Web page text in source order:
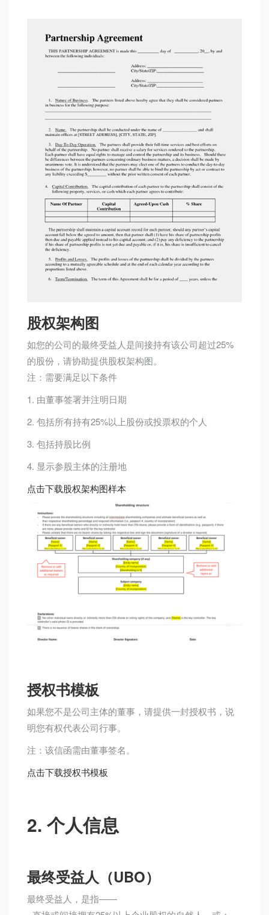
股权架构图
如您的公司的最终受益人是间接持有该公司超过25%
的股份，请协助提供股权架构图。
注：需要满足以下条件
1. 由董事签署并注明日期
2. 包括所有持有25%以上股份或投票权的个人
3. 包括持股比例
4. 显示参股主体的注册地
点击下载股权架构图样本
授权书模板
如果您不是公司主体的董事，请提供一封授权书，说
明您有权代表公司行事。
注：该信函需由董事签名。
点击下载授权书模板
2. 个人信息
最终受益人（UBO）
最终受益人，是指——